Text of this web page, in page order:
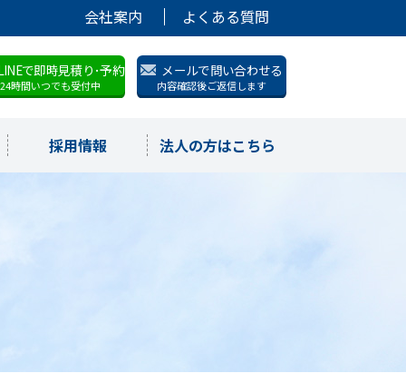
会社案内 よくある質問
で即時見積り･予約
24時間いつでも受付中
メールで問い合わせる
内容確認後ご返信します
採用情報 法人の方はこちら